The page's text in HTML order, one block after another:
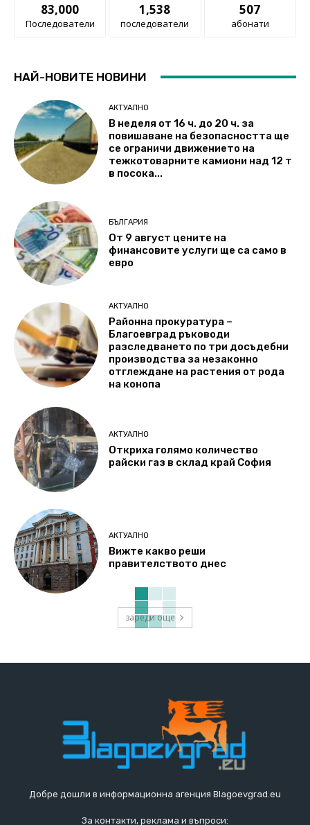
83,000
Последователи
1,538
последователи
507
абонати
НАЙ-НОВИТЕ НОВИНИ
АКТУАЛНО
В неделя от 16 ч. до 20 ч. за
повишаване на безопасността ще
се ограничи движението на
тежкотоварните камиони над 12 т
в посока...
БЪЛГАРИЯ
От 9 август цените на
финансовите услуги ще са само в
евро
АКТУАЛНО
Районна прокуратура –
Благоевград ръководи
разследването по три досъдебни
производства за незаконно
отглеждане на растения от рода
на конопа
АКТУАЛНО
Откриха голямо количество
райски газ в склад край София
АКТУАЛНО
Вижте какво реши
правителството днес
зареди още
Добре дошли в информационна агенция Blagoevgrad.eu
За контакти, реклама и въпроси: